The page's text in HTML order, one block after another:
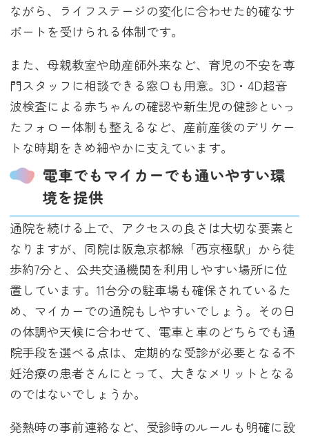
ながら、ライフステージの変化に合わせた的確なサ
ポートを受けられる体制です。
また、母親教室や助産師外来など、育児の不安を専
門スタッフに相談できる窓口も用意。3D・4D超音
波検査による赤ちゃんの確認や新生児の健診といっ
たフォロー体制も整えるなど、産前産後のデリケー
トな時期をきめ細やかに支えています。
電車でもマイカーでも通いやすい環
境を提供
通院を続ける上で、アクセスの良さは大切な要素と
なりますが、同院は阪急京都線「西京極駅」から徒
歩約7分と、公共交通機関を利用しやすい場所に位
置しています。11台分の駐車場も確保されているた
め、マイカーでの通院もしやすいでしょう。その日
の体調や天候に合わせて、電車と車のどちらでも通
院手段を選べる点は、定期的な受診が必要となる不
妊治療の患者さんにとって、大きなメリットとなる
のではないでしょうか。
発熱時の事前連絡など、受診時のルールも明確に設